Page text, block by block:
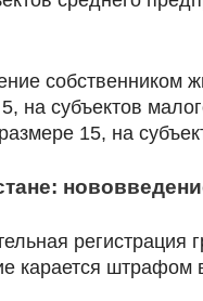
собственником
на субъектов
15, на
карается